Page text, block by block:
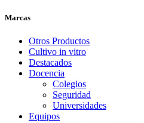
Marcas
Otros Productos
Cultivo in vitro
Destacados
Docencia
Colegios
Seguridad
Universidades
Equipos